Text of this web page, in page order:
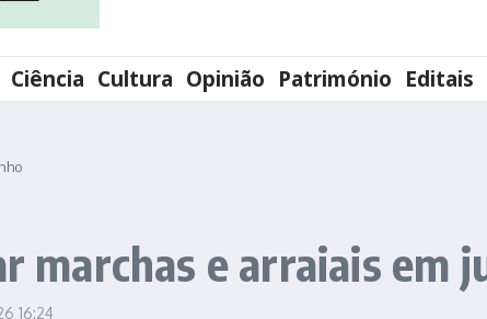
Ciência Cultura Opinião Património Editais
marchas e arraiais em
16:24